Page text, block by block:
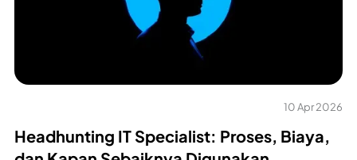
10 Apr 2026
Headhunting IT Specialist: Proses, Biaya,